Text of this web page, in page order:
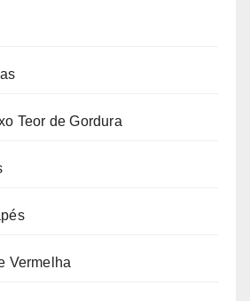
Teor de Gordura
Vermelha